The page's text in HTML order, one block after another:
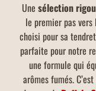
Une sélection
le premier pas vers
choisi pour sa
parfaite pour notre
une formule qui
arômes fumés.